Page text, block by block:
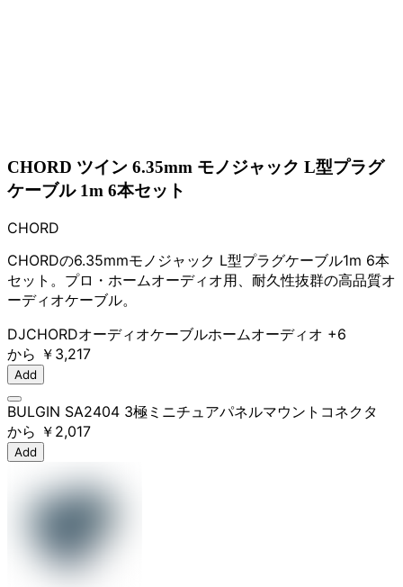
CHORD ツイン 6.35mm モノジャック L型プラグ
ケーブル 1m 6本セット
CHORD
CHORDの6.35mmモノジャック L型プラグケーブル1m 6本
セット。プロ・ホームオーディオ用、耐久性抜群の高品質オ
ーディオケーブル。
DJCHORDオーディオケーブルホームオーディオ +6
から ￥3,217
Add
BULGIN SA2404 3極ミニチュアパネルマウントコネクタ
から ￥2,017
Add